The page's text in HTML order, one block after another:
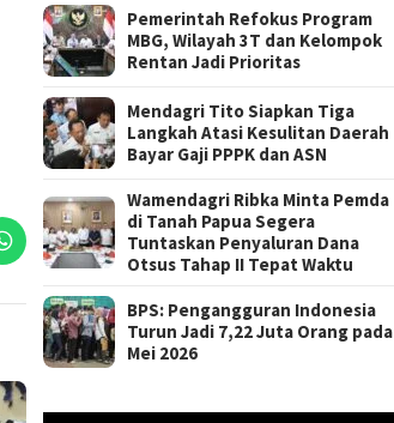
Pemerintah Refokus Program
MBG, Wilayah 3T dan Kelompok
Rentan Jadi Prioritas
Mendagri Tito Siapkan Tiga
Langkah Atasi Kesulitan Daerah
Bayar Gaji PPPK dan ASN
Wamendagri Ribka Minta Pemda
di Tanah Papua Segera
Tuntaskan Penyaluran Dana
Otsus Tahap II Tepat Waktu
BPS: Pengangguran Indonesia
Turun Jadi 7,22 Juta Orang pada
Mei 2026